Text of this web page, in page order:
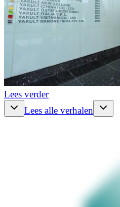
Lees verder
Lees alle verhalen